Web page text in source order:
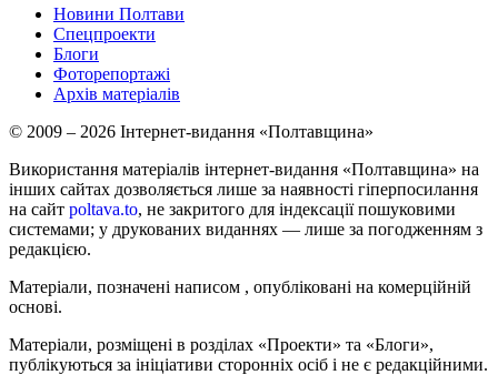
Новини Полтави
Спецпроекти
Блоги
Фоторепортажі
Архів матеріалів
© 2009 – 2026 Інтернет-видання «Полтавщина»
Використання матеріалів інтернет-видання «Полтавщина» на
інших сайтах дозволяється лише за наявності гіперпосилання
на сайт poltava.to, не закритого для індексації пошуковими
системами; у друкованих виданнях — лише за погодженням з
редакцією.
Матеріали, позначені написом , опубліковані на комерційній
основі.
Матеріали, розміщені в розділах «Проекти» та «Блоги»,
публікуються за ініціативи сторонніх осіб і не є редакційними.